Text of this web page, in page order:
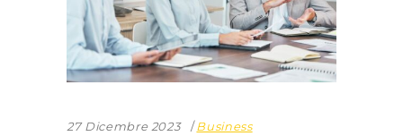
27 Dicembre 2023 Business